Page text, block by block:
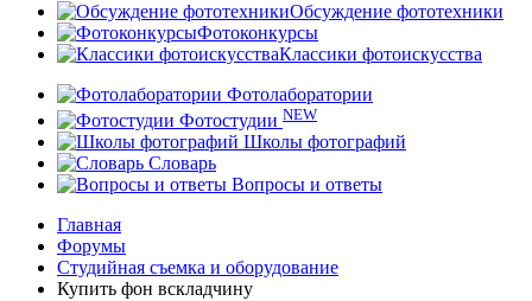
Обсуждение фототехники
Фотоконкурсы
Классики фотоискусства
Фотолаборатории
Фотостудии NEW
Школы фотографий
Словарь
Вопросы и ответы
Главная
Форумы
Студийная съемка и оборудование
Купить фон вскладчину